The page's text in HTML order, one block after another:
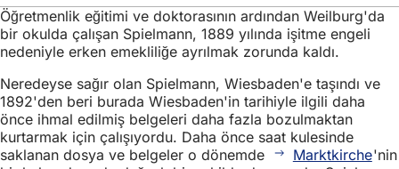
ı
n
ı
z
:
Öğretmenlik eğitimi ve doktorasının ardından Weilburg'da
bir okulda çalışan Spielmann, 1889 yılında işitme engeli
nedeniyle erken emekliliğe ayrılmak zorunda kaldı.
Neredeyse sağır olan Spielmann, Wiesbaden'e taşındı ve
1892'den beri burada Wiesbaden'in tarihiyle ilgili daha
önce ihmal edilmiş belgeleri daha fazla bozulmaktan
kurtarmak için çalışıyordu. Daha önce saat kulesinde
saklanan dosya ve belgeler o dönemde
Marktkirche'nin